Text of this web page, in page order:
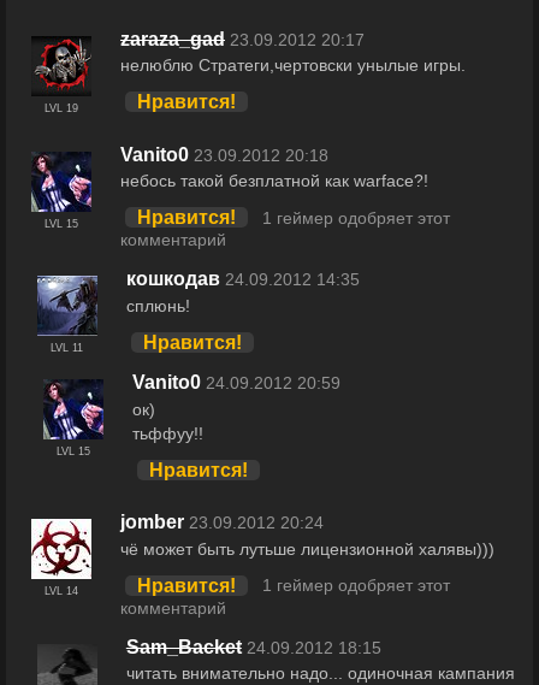
LVL 19
zaraza_gad 23.09.2012 20:17
нелюблю Стратеги,чертовски унылые игры.
Нравится!
LVL 15
Vanito0 23.09.2012 20:18
небось такой безплатной как warface?!
Нравится!
1 геймер одобряет этот
комментарий
LVL 11
кошкодав 24.09.2012 14:35
сплюнь!
Нравится!
LVL 15
Vanito0 24.09.2012 20:59
ок)
тьффуу!!
Нравится!
LVL 14
jomber 23.09.2012 20:24
чё может быть лутьше лицензионной халявы)))
Нравится!
1 геймер одобряет этот
комментарий
Sam_Backet 24.09.2012 18:15
читать внимательно надо... одиночная кампания